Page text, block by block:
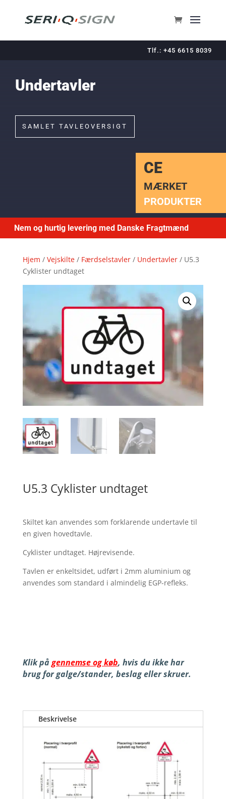
Tlf.: +45 6615 8039
Undertavler
SAMLET TAVLEOVERSIGT
CE
MÆRKET
PRODUKTER
Nem og hurtig levering med Danske Fragtmænd
Hjem / Vejskilte/ Færdselstavler/ Undertavler/ U5.3
Cyklister undtaget
U5.3 Cyklister undtaget
Skiltet kan anvendes som forklarende undertavle til
en given hovedtavle.
Cyklister undtaget. Højrevisende.
Tavlen er enkeltsidet, udført i 2mm aluminium og
anvendes som standard i almindelig EGP-refleks.
Klik pågennemse og køb, hvis du ikke har
brug for galge/stander, beslag eller skruer.
Beskrivelse